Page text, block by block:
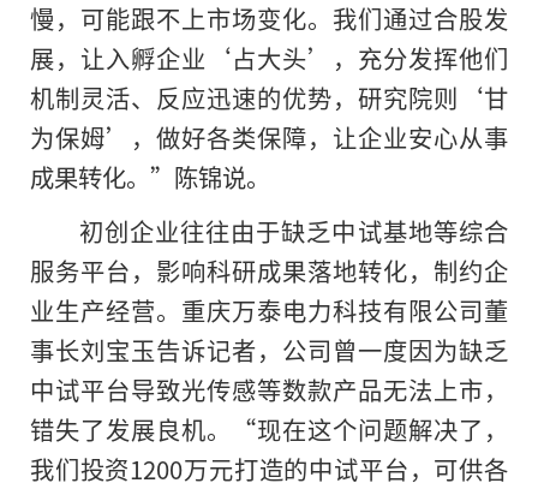
慢，可能跟不上市场变化。我们通过合股发
展，让入孵企业‘占大头’，充分发挥他们
机制灵活、反应迅速的优势，研究院则‘甘
为保姆’，做好各类保障，让企业安心从事
成果转化。”陈锦说。
初创企业往往由于缺乏中试基地等综合
服务平台，影响科研成果落地转化，制约企
业生产经营。重庆万泰电力科技有限公司董
事长刘宝玉告诉记者，公司曾一度因为缺乏
中试平台导致光传感等数款产品无法上市，
错失了发展良机。“现在这个问题解决了，
我们投资1200万元打造的中试平台，可供各